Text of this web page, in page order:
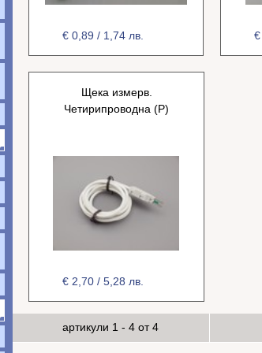
€ 0,89 / 1,74 лв.
Щека измерв.
Четирипроводна (Р)
€ 2,70 / 5,28 лв.
артикули 1 - 4 от 4